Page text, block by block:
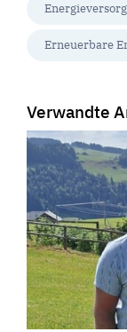
Erneuerbare
Verwandte